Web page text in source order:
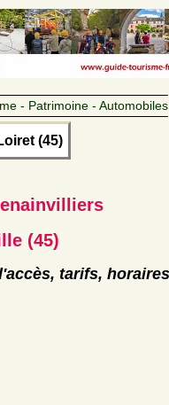
- Patrimoine - Automobiles
(45)
(45)
tarifs, horaires